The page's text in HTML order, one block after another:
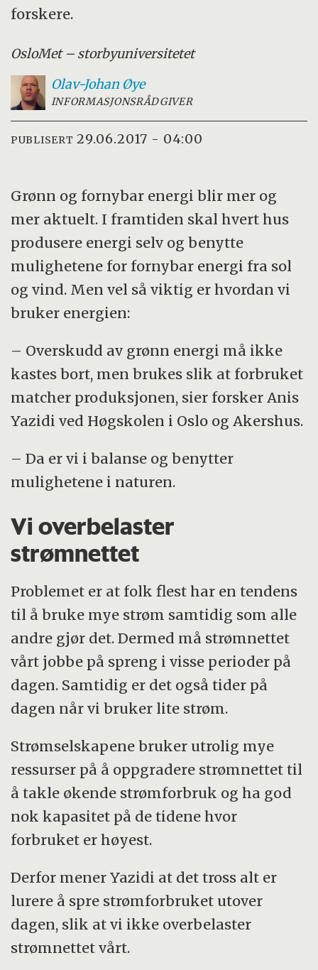
forskere.
OsloMet – storbyuniversitetet
Olav-Johan Øye
INFORMASJONSRÅDGIVER
PUBLISERT 29.06.2017 - 04:00
Grønn og fornybar energi blir mer og
mer aktuelt. I framtiden skal hvert hus
produsere energi selv og benytte
mulighetene for fornybar energi fra sol
og vind. Men vel så viktig er hvordan vi
bruker energien:
– Overskudd av grønn energi må ikke
kastes bort, men brukes slik at forbruket
matcher produksjonen, sier forsker Anis
Yazidi ved Høgskolen i Oslo og Akershus.
– Da er vi i balanse og benytter
mulighetene i naturen.
Vi overbelaster
strømnettet
Problemet er at folk flest har en tendens
til å bruke mye strøm samtidig som alle
andre gjør det. Dermed må strømnettet
vårt jobbe på spreng i visse perioder på
dagen. Samtidig er det også tider på
dagen når vi bruker lite strøm.
Strømselskapene bruker utrolig mye
ressurser på å oppgradere strømnettet til
å takle økende strømforbruk og ha god
nok kapasitet på de tidene hvor
forbruket er høyest.
Derfor mener Yazidi at det tross alt er
lurere å spre strømforbruket utover
dagen, slik at vi ikke overbelaster
strømnettet vårt.